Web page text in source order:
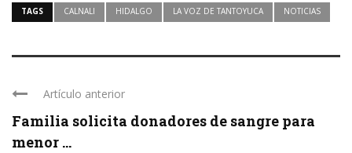
TAGS CALNALI HIDALGO LA VOZ DE TANTOYUCA NOTICIAS
Artículo anterior
Familia solicita donadores de sangre para
menor ...